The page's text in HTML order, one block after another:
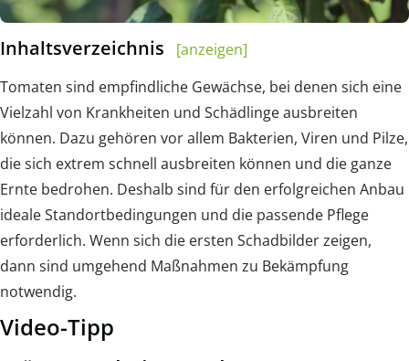
Inhaltsverzeichnis
[anzeigen]
Tomaten sind empfindliche Gewächse, bei denen sich eine
Vielzahl von Krankheiten und Schädlinge ausbreiten
können. Dazu gehören vor allem Bakterien, Viren und Pilze,
die sich extrem schnell ausbreiten können und die ganze
Ernte bedrohen. Deshalb sind für den erfolgreichen Anbau
ideale Standortbedingungen und die passende Pflege
erforderlich. Wenn sich die ersten Schadbilder zeigen,
dann sind umgehend Maßnahmen zu Bekämpfung
notwendig.
Video-Tipp